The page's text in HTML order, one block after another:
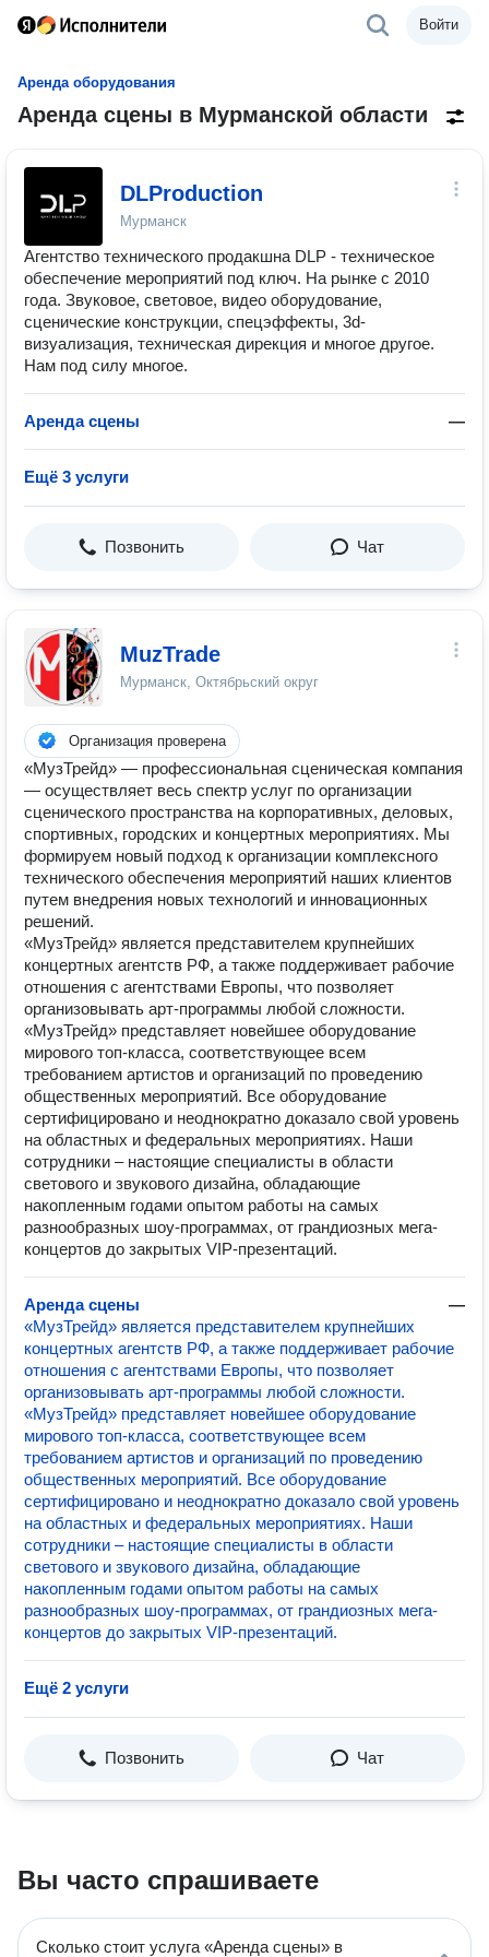
Войти
Аренда оборудования
Аренда сцены в Мурманской области
DLProduction
Мурманск
Агентство технического продакшна DLP - техническое
обеспечение мероприятий под ключ. На рынке с 2010
года. Звуковое, световое, видео оборудование,
сценические конструкции, спецэффекты, 3d-
визуализация, техническая дирекция и многое другое.
Нам под силу многое.
Аренда сцены —
Ещё 3 услуги
Позвонить Чат
MuzTrade
Мурманск, Октябрьский округ
Организация проверена
«МузТрейд» — профессиональная сценическая компания
— осуществляет весь спектр услуг по организации
сценического пространства на корпоративных, деловых,
спортивных, городских и концертных мероприятиях. Мы
формируем новый подход к организации комплексного
технического обеспечения мероприятий наших клиентов
путем внедрения новых технологий и инновационных
решений.
«МузТрейд» является представителем крупнейших
концертных агентств РФ, а также поддерживает рабочие
отношения с агентствами Европы, что позволяет
организовывать арт-программы любой сложности.
«МузТрейд» представляет новейшее оборудование
мирового топ-класса, соответствующее всем
требованием артистов и организаций по проведению
общественных мероприятий. Все оборудование
сертифицировано и неоднократно доказало свой уровень
на областных и федеральных мероприятиях. Наши
сотрудники – настоящие специалисты в области
светового и звукового дизайна, обладающие
накопленным годами опытом работы на самых
разнообразных шоу-программах, от грандиозных мега-
концертов до закрытых VIP-презентаций.
Аренда сцены
—
«МузТрейд» является представителем крупнейших
концертных агентств РФ, а также поддерживает рабочие
отношения с агентствами Европы, что позволяет
организовывать арт-программы любой сложности.
«МузТрейд» представляет новейшее оборудование
мирового топ-класса, соответствующее всем
требованием артистов и организаций по проведению
общественных мероприятий. Все оборудование
сертифицировано и неоднократно доказало свой уровень
на областных и федеральных мероприятиях. Наши
сотрудники – настоящие специалисты в области
светового и звукового дизайна, обладающие
накопленным годами опытом работы на самых
разнообразных шоу-программах, от грандиозных мега-
концертов до закрытых VIP-презентаций.
Ещё 2 услуги
Позвонить Чат
Вы часто спрашиваете
Сколько стоит услуга «Аренда сцены» в